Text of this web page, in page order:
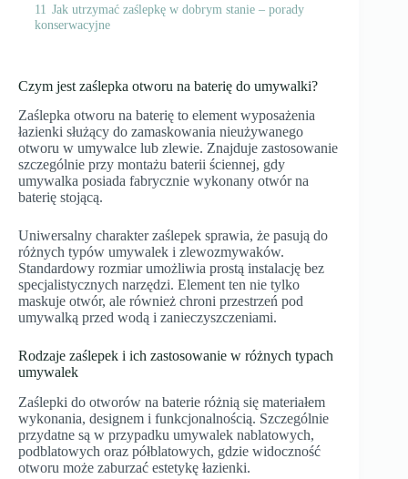
11 Jak utrzymać zaślepkę w dobrym stanie – porady
konserwacyjne
Czym jest zaślepka otworu na baterię do umywalki?
Zaślepka otworu na baterię to element wyposażenia
łazienki służący do zamaskowania nieużywanego
otworu w umywalce lub zlewie. Znajduje zastosowanie
szczególnie przy montażu baterii ściennej, gdy
umywalka posiada fabrycznie wykonany otwór na
baterię stojącą.
Uniwersalny charakter zaślepek sprawia, że pasują do
różnych typów umywalek i zlewozmywaków.
Standardowy rozmiar umożliwia prostą instalację bez
specjalistycznych narzędzi. Element ten nie tylko
maskuje otwór, ale również chroni przestrzeń pod
umywalką przed wodą i zanieczyszczeniami.
Rodzaje zaślepek i ich zastosowanie w różnych typach
umywalek
Zaślepki do otworów na baterie różnią się materiałem
wykonania, designem i funkcjonalnością. Szczególnie
przydatne są w przypadku umywalek nablatowych,
podblatowych oraz półblatowych, gdzie widoczność
otworu może zaburzać estetykę łazienki.